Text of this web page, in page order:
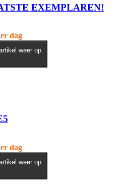
EXEMPLAREN!
dag
weer op
dag
weer op